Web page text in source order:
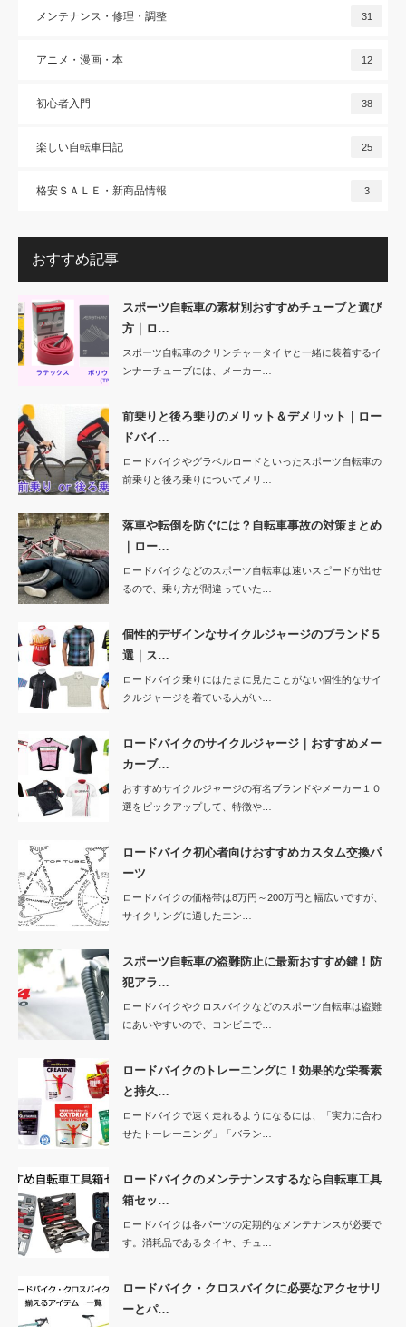
メンテナンス・修理・調整 31
アニメ・漫画・本 12
初心者入門 38
楽しい自転車日記 25
格安ＳＡＬＥ・新商品情報 3
おすすめ記事
スポーツ自転車の素材別おすすめチューブと選び
方｜ロ…
スポーツ自転車のクリンチャータイヤと一緒に装着するイ
ンナーチューブには、メーカー…
前乗りと後ろ乗りのメリット＆デメリット｜ロー
ドバイ…
ロードバイクやグラベルロードといったスポーツ自転車の
前乗りと後ろ乗りについてメリ…
落車や転倒を防ぐには？自転車事故の対策まとめ
｜ロー…
ロードバイクなどのスポーツ自転車は速いスピードが出せ
るので、乗り方が間違っていた…
個性的デザインなサイクルジャージのブランド５
選｜ス…
ロードバイク乗りにはたまに見たことがない個性的なサイ
クルジャージを着ている人がい…
ロードバイクのサイクルジャージ｜おすすめメー
カーブ…
おすすめサイクルジャージの有名ブランドやメーカー１０
選をピックアップして、特徴や…
ロードバイク初心者向けおすすめカスタム交換パ
ーツ
ロードバイクの価格帯は8万円～200万円と幅広いですが、
サイクリングに適したエン…
スポーツ自転車の盗難防止に最新おすすめ鍵！防
犯アラ…
ロードバイクやクロスバイクなどのスポーツ自転車は盗難
にあいやすいので、コンビニで…
ロードバイクのトレーニングに！効果的な栄養素
と持久…
ロードバイクで速く走れるようになるには、「実力に合わ
せたトーレーニング」「バラン…
ロードバイクのメンテナンスするなら自転車工具
箱セッ…
ロードバイクは各パーツの定期的なメンテナンスが必要で
す。消耗品であるタイヤ、チュ…
ロードバイク・クロスバイクに必要なアクセサリ
ーとパ…